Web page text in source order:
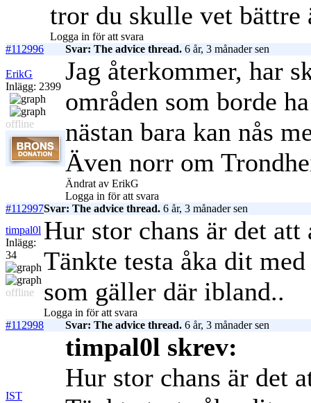
tror du skulle vet bättre
Logga in för att svara
#112996
Svar: The advice thread. 6 år, 3 månader sen
ErikG
Inlägg: 2399
offline
Jag återkommer, har
områden som borde
nästan bara kan nås
Även norr om
Ändrat av ErikG
Logga in för att svara
#112997Svar: The advice thread. 6 år, 3 månader sen
timpal0l
Inlägg:
34
offline
Hur stor chans är det
Tänkte testa åka dit
som gäller där ibland..
Logga in för att svara
#112998
Svar: The advice thread. 6 år, 3 månader sen
IST
timpal0l skrev:
Hur stor chans är det